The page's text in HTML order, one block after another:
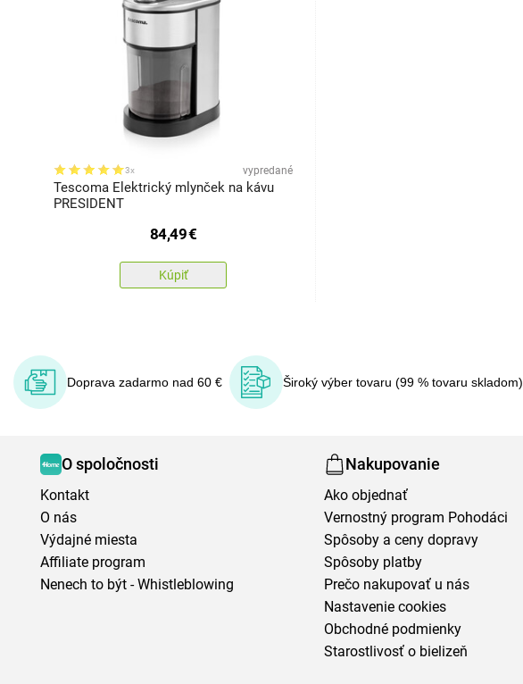
3x vypredané
Tescoma Elektrický mlynček na kávu
PRESIDENT
84,49€
Kúpiť
Doprava zadarmo nad 60 € Široký výber tovaru (99 % tovaru skladom)
O spoločnosti
Kontakt
O nás
Výdajné miesta
Affiliate program
Nenech to být - Whistleblowing
Nakupovanie
Ako objednať
Vernostný program Pohodáci
Spôsoby a ceny dopravy
Spôsoby platby
Prečo nakupovať u nás
Nastavenie cookies
Obchodné podmienky
Starostlivosť o bielizeň